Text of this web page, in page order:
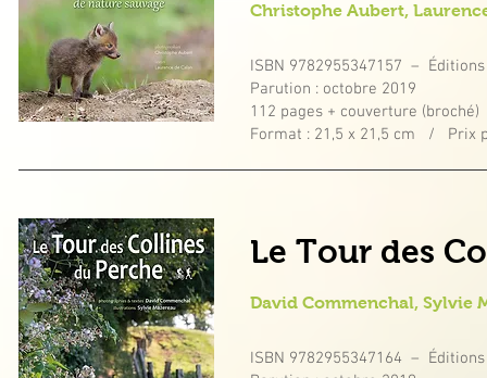
Christophe Aubert,
ISBN 9782955347157 –
Parution : octobre 2019
112 pages + couverture (broché)
Format : 21,5 x 21,5 cm / Prix
Le Tour des
David Commenchal, Sylvie
ISBN 9782955347164 –